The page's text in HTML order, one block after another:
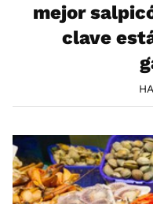
mejor
clave